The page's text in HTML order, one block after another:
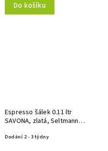
Do košíku
Espresso šálek 0.11 ltr
SAVONA, zlatá, Seltmann
Dodání 2 - 3 týdny